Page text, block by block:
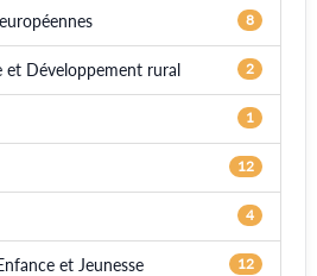
8
Développement rural 2
1
12
4
et Jeunesse 12